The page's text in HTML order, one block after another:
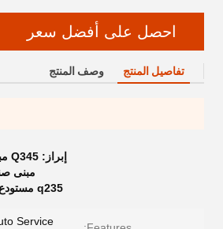
احصل على أفضل سعر
تفاصيل المنتج وصف المنتج
إبراز: Q345 مبنى صناعي بأطر فولاذية
مبنى
q235 مستودع الهيكل الفولاذي الخفيف
Service